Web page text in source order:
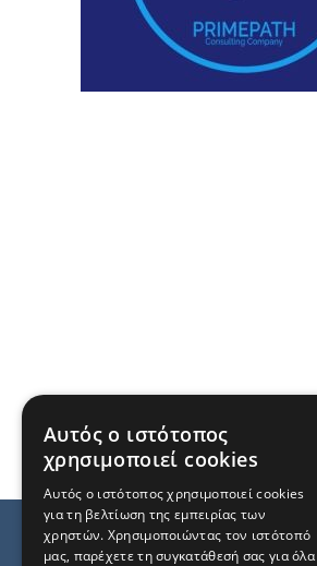
Αυτός ο ιστότοπος
χρησιμοποιεί cookies
Αυτός ο ιστότοπος χρησιμοποιεί cookies
για τη βελτίωση της εμπειρίας των
χρηστών. Χρησιμοποιώντας τον ιστότοπό
μας, παρέχετε τη συγκατάθεσή σας για όλα